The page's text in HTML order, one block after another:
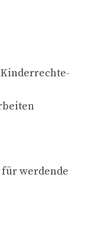
für werdende